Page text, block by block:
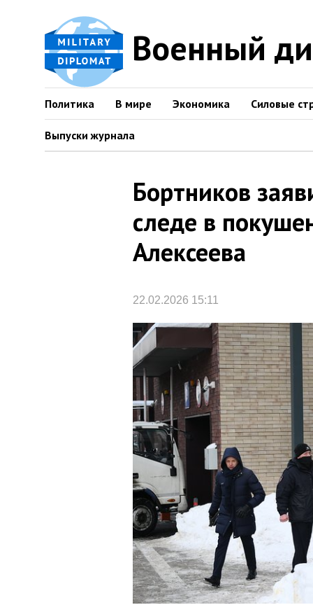
Военный
Политика В мире Экономика Силовые
Выпуски журнала
Бортников
следе в
Алексеева
22.02.2026 15:11